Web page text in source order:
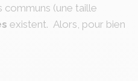
communs (une taille
existent. Alors, pour bien